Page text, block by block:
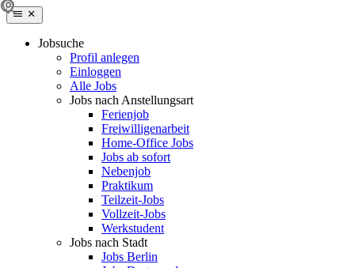
Jobsuche
Profil anlegen
Einloggen
Alle Jobs
Jobs nach Anstellungsart
Ferienjob
Freiwilligenarbeit
Home-Office Jobs
Jobs ab sofort
Nebenjob
Praktikum
Teilzeit-Jobs
Vollzeit-Jobs
Werkstudent
Jobs nach Stadt
Jobs Berlin